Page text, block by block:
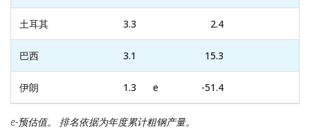
土耳其 3.3 2.4
巴西 3.1 15.3
伊朗 1.3 e -51.4
e-预估值。 排名依据为年度累计粗钢产量。